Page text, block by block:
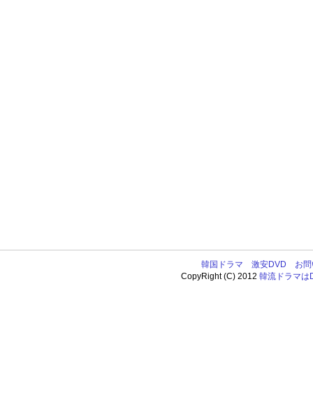
韓国ドラマ 激安DVD
お
CopyRight (C) 2012韓流ドラマは